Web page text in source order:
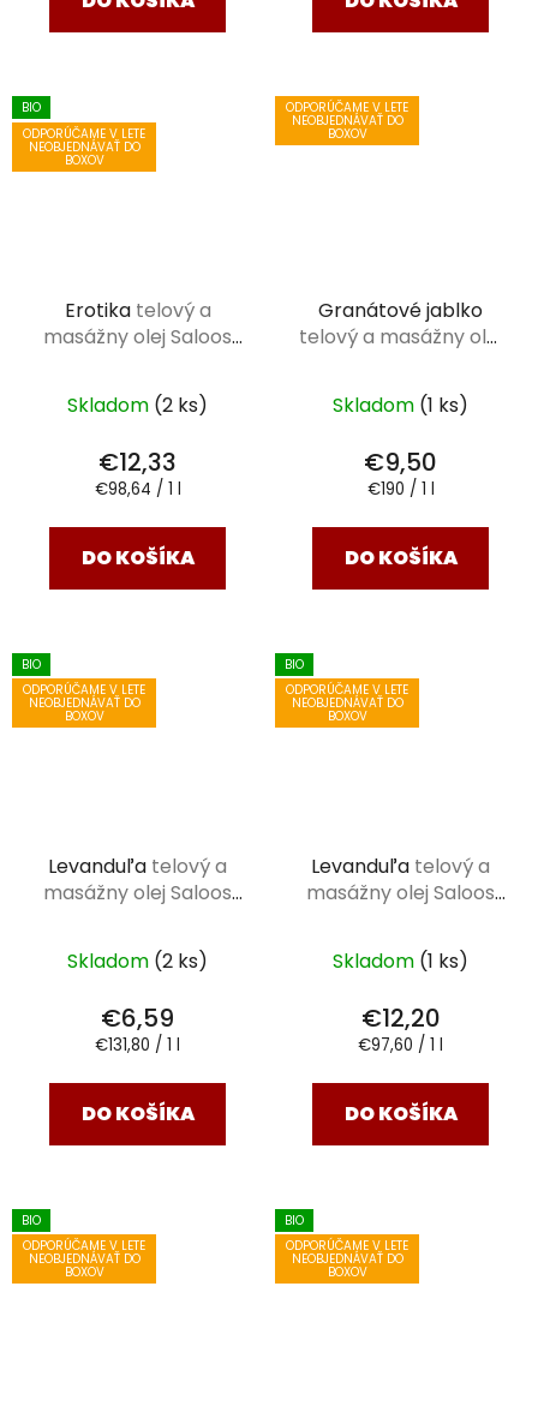
BIO
ODPORÚČAME V LETE
NEOBJEDNÁVAŤ DO
BOXOV
Erotika telový a
masážny olej Saloos
Skladom (2 ks)
€12,33
Jednotková
€98,64 / 1 l
DO KOŠÍKA
ODPORÚČAME V LETE
NEOBJEDNÁVAŤ DO
BOXOV
Granátové jablko
telový a masážny olej
Skladom (1 ks)
€9,50
Jednotková
€190 / 1 l
DO KOŠÍKA
BIO
ODPORÚČAME V LETE
NEOBJEDNÁVAŤ DO
BOXOV
Levanduľa telový a
masážny olej Saloos
Skladom (2 ks)
€6,59
Jednotková
€131,80 / 1 l
DO KOŠÍKA
BIO
ODPORÚČAME V LETE
NEOBJEDNÁVAŤ DO
BOXOV
Levanduľa telový a
masážny olej Saloos
Skladom (1 ks)
€12,20
Jednotková
€97,60 / 1 l
DO KOŠÍKA
BIO
ODPORÚČAME V LETE
NEOBJEDNÁVAŤ DO
BOXOV
BIO
ODPORÚČAME V LETE
NEOBJEDNÁVAŤ DO
BOXOV